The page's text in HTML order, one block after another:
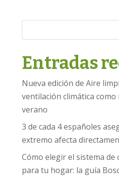
Entradas
Nueva edición de Aire
ventilación climática
verano
3 de cada 4 españoles
extremo afecta
Cómo elegir el sistema de
para tu hogar: la guía